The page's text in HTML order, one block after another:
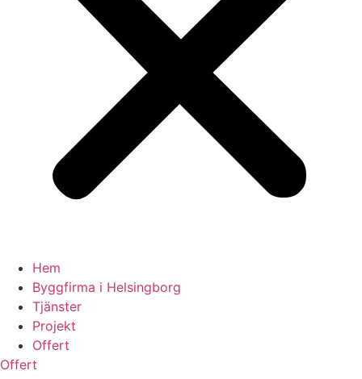
Hem
Byggfirma i Helsingborg
Tjänster
Projekt
Offert
Offert